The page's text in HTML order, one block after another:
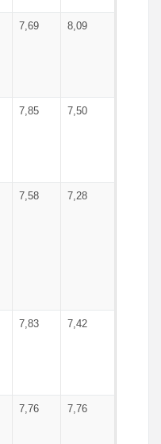
7,69 8,09
7,85 7,50
7,58 7,28
7,83 7,42
7,76 7,76